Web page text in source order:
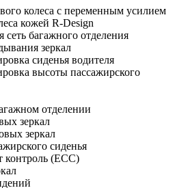
колеса с переменным усилием
кожей R-Design
сеть багажного отделения
зеркал
сиденья водителя
высоты пассажирского
отделении
зеркал
зеркал
сиденья
(ECC)